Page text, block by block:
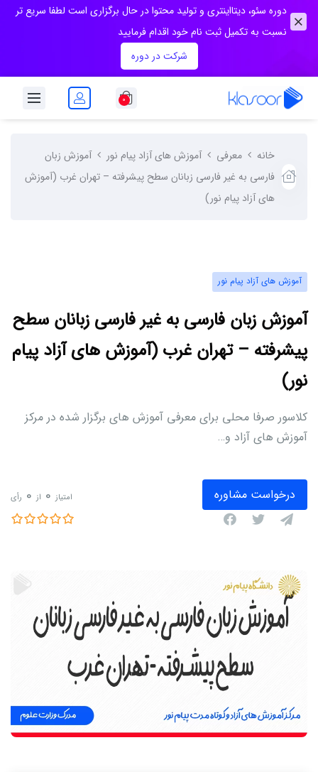
دوره سئو، دیتااینتری و تولید محتوا در حال برگزاری است لطفا سریع تر
نسبت به تکمیل ثبت نام خود اقدام فرمایید
شرکت در دوره
۰
خانه معرفی آموزش های آزاد پیام نور
آموزش زبان
فارسی به غیر فارسی زبانان سطح پیشرفته – تهران غرب (آموزش
های آزاد پیام نور)
آموزش های آزاد پیام نور
آموزش زبان فارسی به غیر فارسی زبانان سطح
پیشرفته – تهران غرب (آموزش های آزاد پیام
نور)
کلاسور صرفا محلی برای معرفی آموزش های برگزار شده در مرکز
آموزش های آزاد و…
درخواست مشاوره امتیاز 0 از 0 رأی